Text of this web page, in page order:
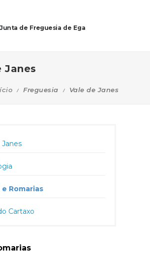
Junta de Freguesia de Ega
Janes
Freguesia Vale de Janes
Janes
Romarias
Cartaxo